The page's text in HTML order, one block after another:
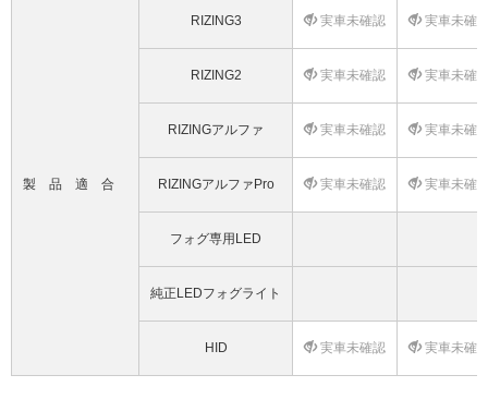
製品適合
RIZING3 実車未確認 実車未確
RIZING2 実車未確認 実車未確
RIZINGアルファ 実車未確認 実車未確
RIZINGアルファPro 実車未確認 実車未確
フォグ専用LED
純正LEDフォグライト
HID 実車未確認 実車未確